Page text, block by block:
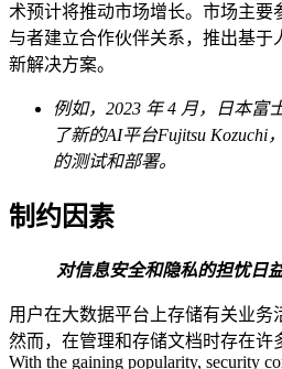
术预计将推动市场增长。市场主要
与者建立合作伙伴关系，推出基于
新解决方案。
例如，2023 年 4 月，日本富
了新的AI平台Fujitsu Kozuchi
的测试和部署。
制约因素
对信息安全和隐私的担忧日
用户在大数据平台上存储有关业务
然而，在管理和存储文档时存在许
With the gaining popularity, security